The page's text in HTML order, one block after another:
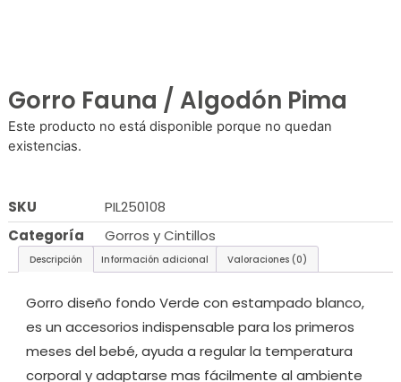
Gorro Fauna / Algodón Pima
Este producto no está disponible porque no quedan
existencias.
SKU
PIL250108
Categoría
Gorros y Cintillos
Descripción Información adicional Valoraciones (0)
Gorro diseño fondo Verde con estampado blanco,
es un accesorios indispensable para los primeros
meses del bebé, ayuda a regular la temperatura
corporal y adaptarse mas fácilmente al ambiente